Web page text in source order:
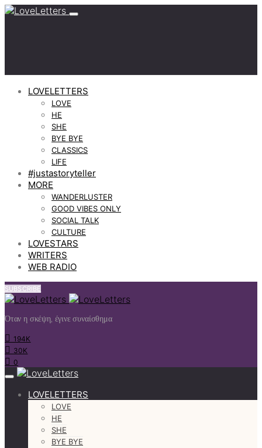
LOVELETTERS
LOVE
HE
SHE
BYE BYE
CLASSICS
LIFE
#justastoryteller
MORE
WANDERLUSTER
GOOD VIBES ONLY
SOCIAL TALK
CULTURE
LOVESTARS
WRITERS
WEB RADIO
SUBSCRIBE
Όταν η σκέψη, έγινε συναίσθημα
194K
30K
0
LOVELETTERS
LOVE
HE
SHE
BYE BYE